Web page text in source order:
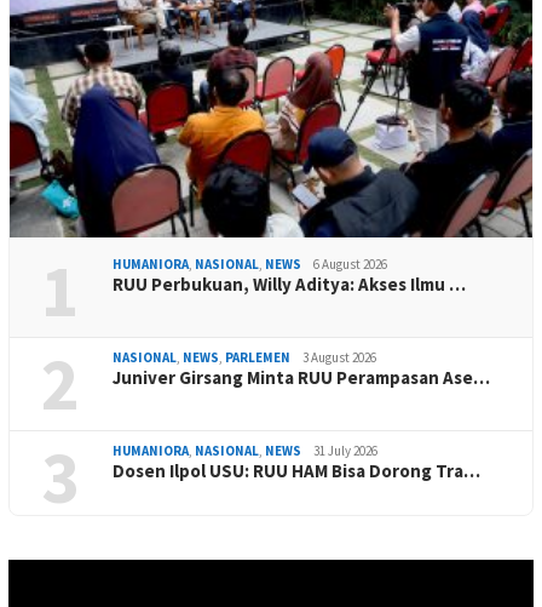
1 HUMANIORA, NASIONAL, NEWS 6 August 2026
RUU Perbukuan, Willy Aditya: Akses Ilmu …
2 NASIONAL, NEWS, PARLEMEN 3 August 2026
Juniver Girsang Minta RUU Perampasan Ase…
3 HUMANIORA, NASIONAL, NEWS 31 July 2026
Dosen Ilpol USU: RUU HAM Bisa Dorong Tra…